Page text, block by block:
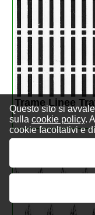
Questo sito si
sulla cookie policy.
cookie facoltativi e
Trame Linee